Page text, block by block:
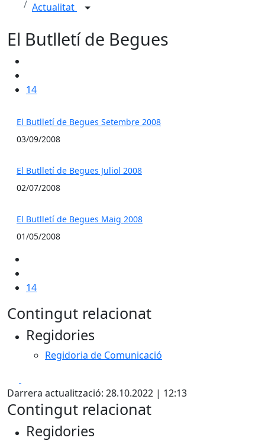
Actualitat
El Butlletí de Begues
14
El Butlletí de Begues Setembre 2008
03/09/2008
El Butlletí de Begues Juliol 2008
02/07/2008
El Butlletí de Begues Maig 2008
01/05/2008
14
Contingut relacionat
Regidories
Regidoria de Comunicació
Darrera actualització: 28.10.2022 | 12:13
Contingut relacionat
Regidories